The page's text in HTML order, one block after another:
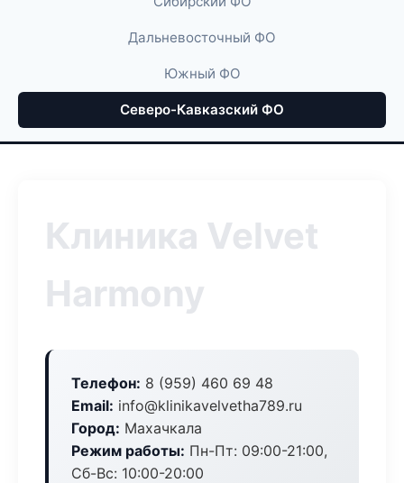
Дальневосточный ФО
Южный ФО
Северо-Кавказский ФО
Клиника Velvet
Harmony
Телефон: 8 (959) 460 69 48
Email: info@klinikavelvetha789.ru
Город: Махачкала
Режим работы: Пн-Пт: 09:00-21:00,
Сб-Вс: 10:00-20:00